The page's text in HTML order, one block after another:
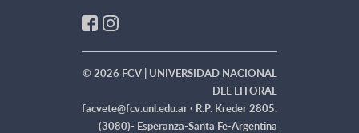
© 2026 FCV | UNIVERSIDAD NACIONAL
DEL LITORAL
facvete@fcv.unl.edu.ar · R.P. Kreder 2805.
(3080)- Esperanza-Santa Fe-Argentina